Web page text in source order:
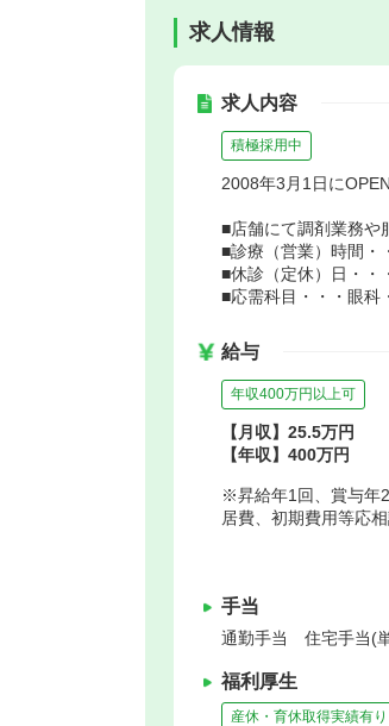
求人情報
求人内容
積極採用中
2008年3月1日に
■店舗にて調剤業務や
■診療（営業）時間・
■休診（定休）日・・
■応需科目・・・眼科
給与
年収400万円以上可
【月収】25.5万円
【年収】400万円
※昇給年1回、賞与年
居費、初期費用等応
手当
通勤手当 住宅手当(
福利厚生
産休・育休取得実績有り